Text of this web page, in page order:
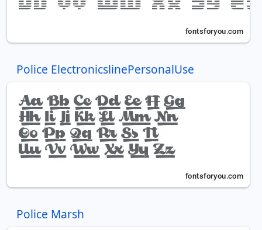
Police ElectronicslinePersonalUse
Police Marsh